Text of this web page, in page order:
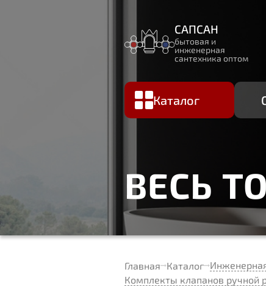
САПСАН
бытовая и
инженерная
сантехника оптом
Каталог
ВЕСЬ
Главная Каталог
Комплекты клапанов ручной